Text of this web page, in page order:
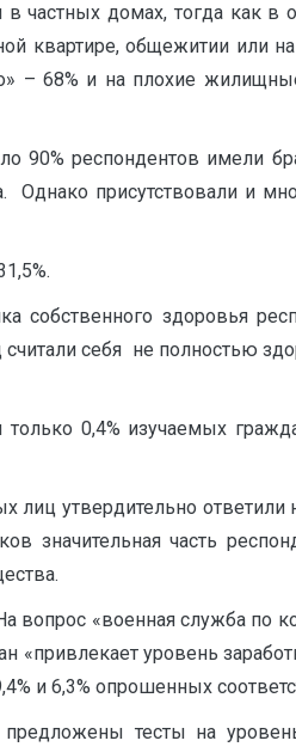
частных домах, тогда как в
квартире, общежитии или
– 68% и на плохие
90% респондентов имели
присутствовали и
собственного здоровья
себя не полностью
0,4% изучаемых
лиц утвердительно ответили
значительная часть
вопрос «военная служба по
«привлекает уровень
и 6,3% опрошенных
тесты на